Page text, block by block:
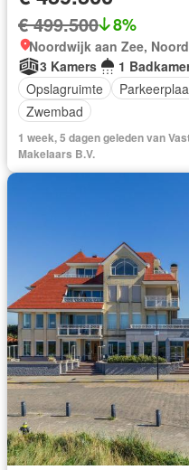
€ 499.500 8%
Noordwijk aan Zee,
3 Kamers
1
Opslagruimte
Zwembad
1 week, 5 dagen geleden van
Makelaars B.V.